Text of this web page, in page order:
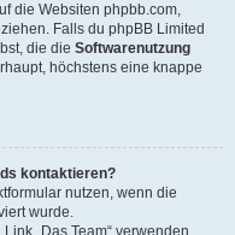
die Websiten phpbb.com,
Falls du phpBB Limited
die die Softwarenutzung
höchstens eine knappe
kontaktieren?
nutzen, wenn die
wurde.
„Das Team“ verwenden.